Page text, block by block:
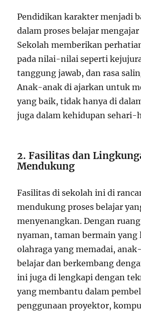
Pendidikan karakter menjadi
dalam proses belajar mengajar
Sekolah memberikan
pada nilai-nilai seperti
tanggung jawab, dan rasa
Anak-anak di ajarkan untuk
yang baik, tidak hanya di
juga dalam kehidupan sehari-
2. Fasilitas dan
Mendukung
Fasilitas di sekolah ini di
mendukung proses belajar
menyenangkan. Dengan
nyaman, taman bermain yang
olahraga yang memadai,
belajar dan berkembang
ini juga di lengkapi dengan
yang membantu dalam
penggunaan proyektor,